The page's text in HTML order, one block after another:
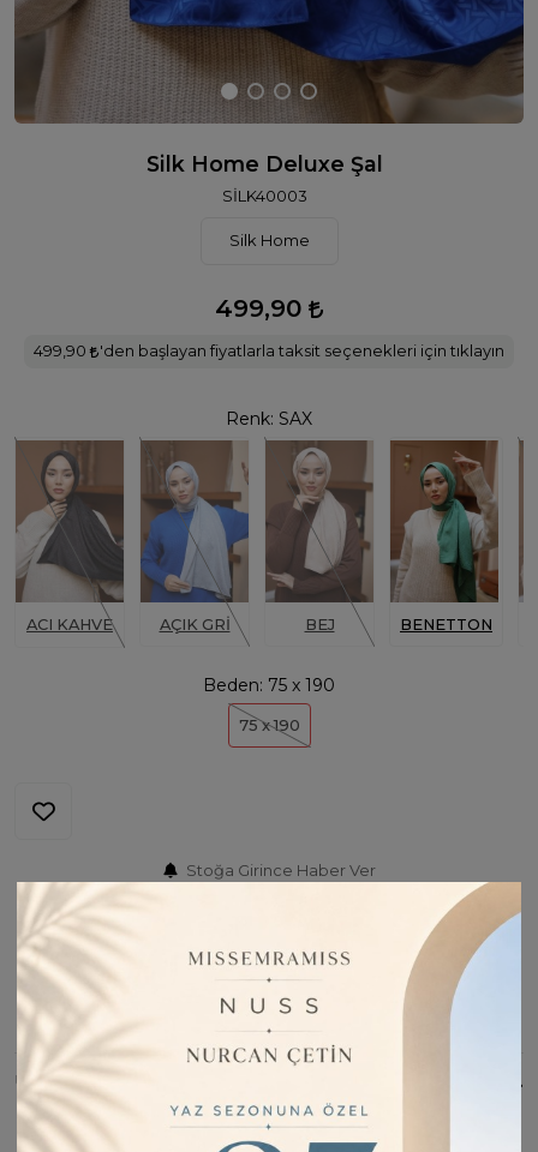
Silk Home Deluxe Şal
SİLK40003
Silk Home
499,90
499,90 'den başlayan fiyatlarla taksit seçenekleri için tıklayın
Renk: SAX
ACI KAHVE AÇIK GRİ BEJ BENETTON
Beden: 75 x 190
75 x 190
Stoğa Girince Haber Ver
İade Bilgisi:
Değişim Kabul Edilir
Bu Ürünü Paylaş
ÜRÜN BILGISI
Materyal: Deluxe Şal